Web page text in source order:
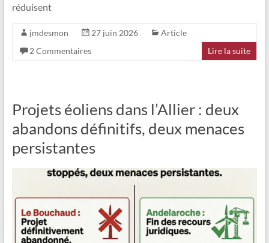
réduisent
jmdesmon 27 juin 2026
Article
2 Commentaires
Lire la suite
Projets éoliens dans l’Allier : deux
abandons définitifs, deux menaces
persistantes